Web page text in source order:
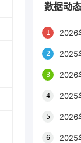
数据动态
2026
2025
2026
2025
2026
2025